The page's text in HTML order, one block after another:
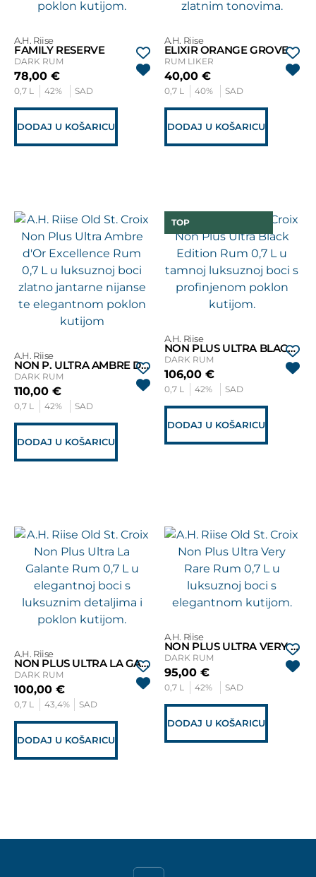
A.H. Riise
FAMILY RESERVE
DARK RUM
78,00 €
0,7 L 42% SAD
DODAJ U KOŠARICU
A.H. Riise
ELIXIR ORANGE GROVE
RUM LIKER
40,00 €
0,7 L 40% SAD
DODAJ U KOŠARICU
A.H. Riise
NON P. ULTRA AMBRE D’OR EXCELLENCE
DARK RUM
110,00 €
0,7 L 42% SAD
DODAJ U KOŠARICU
TOP
A.H. Riise
NON PLUS ULTRA BLACK EDITION
DARK RUM
106,00 €
0,7 L 42% SAD
DODAJ U KOŠARICU
A.H. Riise
NON PLUS ULTRA LA GALANTE
DARK RUM
100,00 €
0,7 L 43,4% SAD
DODAJ U KOŠARICU
A.H. Riise
NON PLUS ULTRA VERY RARE
DARK RUM
95,00 €
0,7 L 42% SAD
DODAJ U KOŠARICU